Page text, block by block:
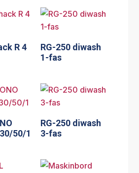
R 4
RG-250 diwash
1-fas
50/1
RG-250 diwash
3-fas